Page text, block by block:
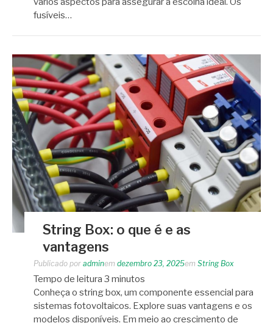
fusíveis…
String Box: o que é e as
vantagens
Publicado por adminem dezembro 23, 2025em String Box
Tempo de leitura 3 minutos
Conheça o string box, um componente essencial para
sistemas fotovoltaicos. Explore suas vantagens e os
modelos disponíveis. Em meio ao crescimento de